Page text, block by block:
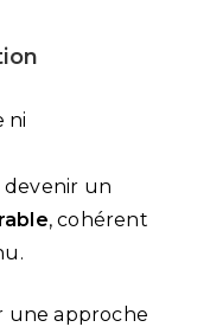
ni
devenir un
, cohérent
une approche